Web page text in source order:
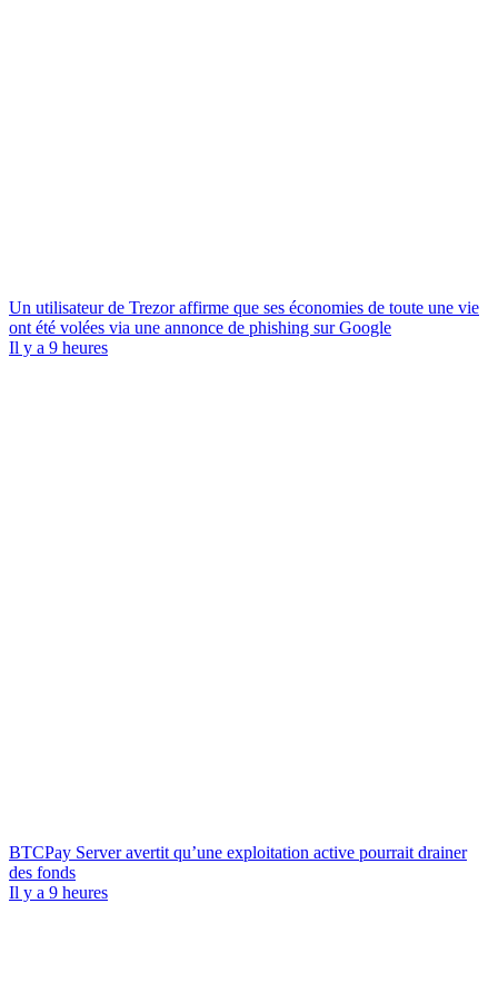
Un utilisateur de Trezor affirme que ses économies de toute une vie
ont été volées via une annonce de phishing sur Google
Il y a 9 heures
BTCPay Server avertit qu’une exploitation active pourrait drainer
des fonds
Il y a 9 heures